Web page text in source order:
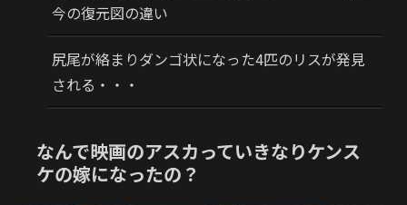
今の復元図の違い
尻尾が絡まりダンゴ状になった4匹のリスが発見
される・・・
なんで映画のアスカっていきなりケンス
ケの嫁になったの？